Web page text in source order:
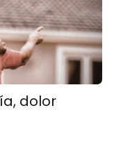
dolor